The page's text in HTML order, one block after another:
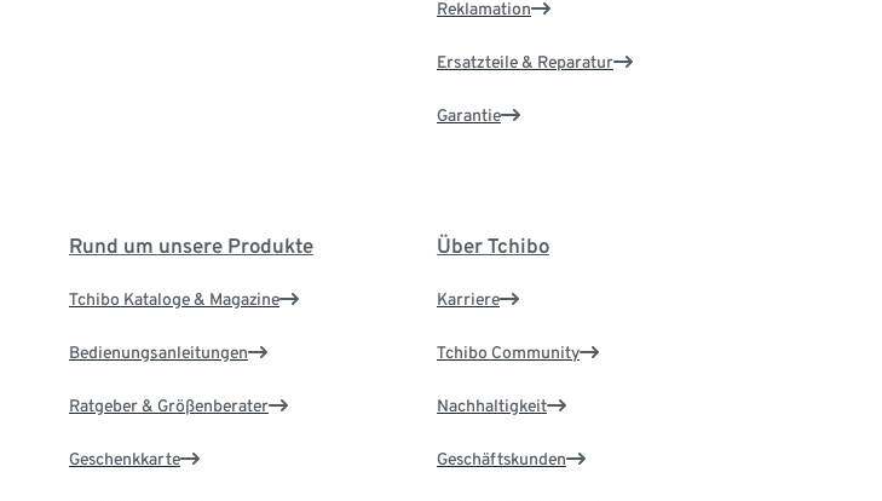
Reklamation
Ersatzteile & Reparatur
Garantie
Rund um unsere Produkte
Tchibo Kataloge & Magazine
Bedienungsanleitungen
Ratgeber & Größenberater
Geschenkkarte
Über Tchibo
Karriere
Tchibo Community
Nachhaltigkeit
Geschäftskunden